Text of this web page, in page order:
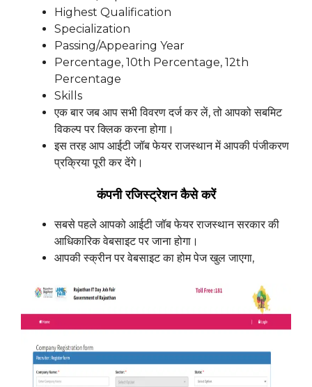
Highest Qualification
Specialization
Passing/Appearing Year
Percentage, 10th Percentage, 12th
Percentage
Skills
एक बार जब आप सभी विवरण दर्ज कर लें, तो आपको सबमिट
विकल्प पर क्लिक करना होगा।
इस तरह आप आईटी जॉब फेयर राजस्थान में आपकी पंजीकरण
प्रक्रिया पूरी कर देंगे।
कंपनी रजिस्ट्रेशन कैसे करें
सबसे पहले आपको आईटी जॉब फेयर राजस्थान सरकार की
आधिकारिक वेबसाइट पर जाना होगा।
आपकी स्क्रीन पर वेबसाइट का होम पेज खुल जाएगा,